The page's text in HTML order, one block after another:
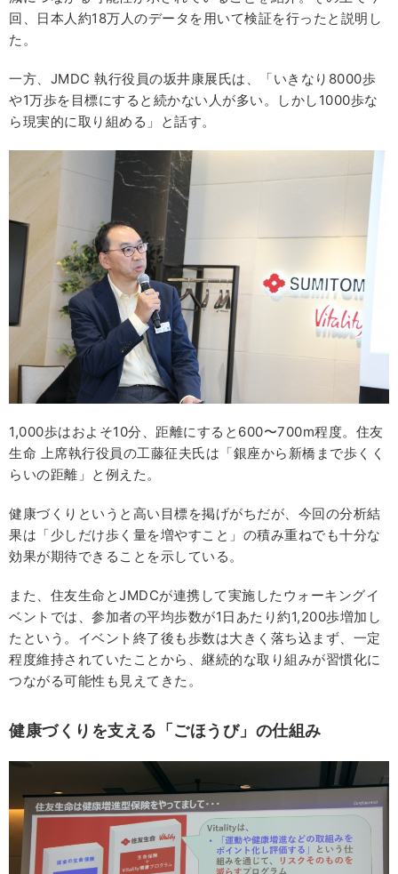
回、日本人約18万人のデータを用いて検証を行ったと説明し
た。
一方、JMDC 執行役員の坂井康展氏は、「いきなり8000歩
や1万歩を目標にすると続かない人が多い。しかし1000歩な
ら現実的に取り組める」と話す。
1,000歩はおよそ10分、距離にすると600〜700m程度。住友
生命 上席執行役員の工藤征夫氏は「銀座から新橋まで歩くく
らいの距離」と例えた。
健康づくりというと高い目標を掲げがちだが、今回の分析結
果は「少しだけ歩く量を増やすこと」の積み重ねでも十分な
効果が期待できることを示している。
また、住友生命とJMDCが連携して実施したウォーキングイ
ベントでは、参加者の平均歩数が1日あたり約1,200歩増加し
たという。イベント終了後も歩数は大きく落ち込まず、一定
程度維持されていたことから、継続的な取り組みが習慣化に
つながる可能性も見えてきた。
健康づくりを支える「ごほうび」の仕組み